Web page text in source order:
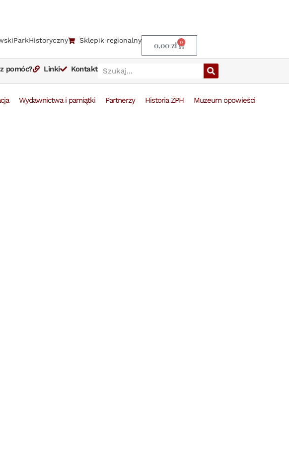
Sklepik regionalny 0,00 zł 0
pomóc? Linki Kontakt
Wydawnictwa i pamiątki Partnerzy Historia ŻPH Muzeum opowieści